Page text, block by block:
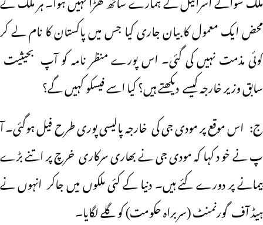
محض ایک معمول کا بیان جاری کیا جس میں پاکستان کا نام لے کر
کوئی مذمت نہیں کی گئی۔ اس پورے منظر نامہ کو آپ بحیثیت
سابق وزیر خارجہ کیسے دیکھتے ہیں؟ کیا اسے فیسکو کہیں گے؟
ج: اس موقع پر مودی جی کی خارجہ پالیسی پوری طرح فیل ہوگئی۔ آ
پ نے خو د کہا کہ مودی جی نے بھاری سرکاری خرچ پر اتنے بڑے
پیمانے پر دورے کئے ہیں۔ دنیا کے کئی ملکوں میں جاکر انہوں نے
ہیڈ آف گورنمنٹ (سربراہ حکومت) کو گلے لگایا۔